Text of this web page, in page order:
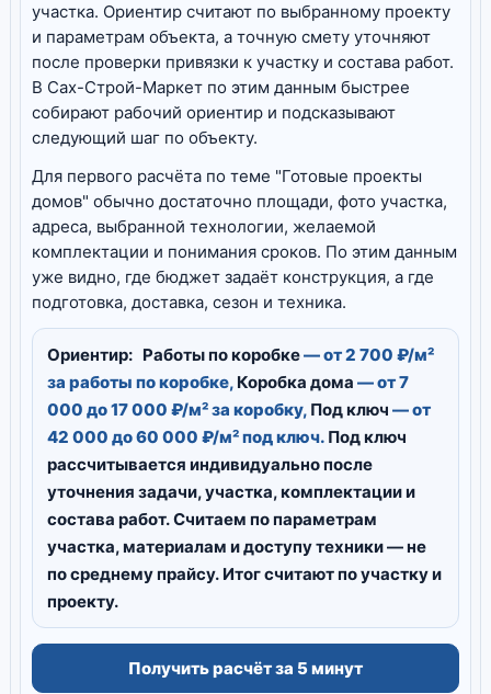
участка. Ориентир считают по выбранному проекту
и параметрам объекта, а точную смету уточняют
после проверки привязки к участку и состава работ.
В Сах-Строй-Маркет по этим данным быстрее
собирают рабочий ориентир и подсказывают
следующий шаг по объекту.
Для первого расчёта по теме "Готовые проекты
домов" обычно достаточно площади, фото участка,
адреса, выбранной технологии, желаемой
комплектации и понимания сроков. По этим данным
уже видно, где бюджет задаёт конструкция, а где
подготовка, доставка, сезон и техника.
Ориентир: Работы по коробке— от 2 700 ₽/м²
за работы по коробке, Коробка дома — от 7
000 до 17 000 ₽/м² за коробку, Под ключ — от
42 000 до 60 000 ₽/м² под ключ. Под ключ
рассчитывается индивидуально после
уточнения задачи, участка, комплектации и
состава работ.Считаем по параметрам
участка, материалам и доступу техники — не
по среднему прайсу. Итог считают по участку и
проекту.
Получить расчёт за 5 минут